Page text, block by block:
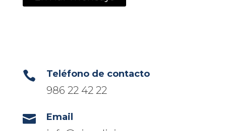
 Teléfono de contacto
986 22 42 22
 Email